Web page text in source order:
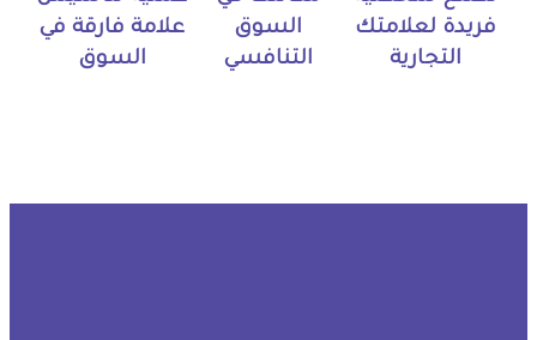
فريدة لعلامتك
التجارية
السوق
التنافسي
علامة فارقة في
السوق